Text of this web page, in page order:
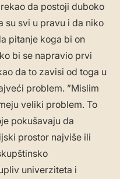
da postoji duboko
su svi u pravu i da niko
pitanje koga bi on
bi se napravio prvi
da to zavisi od toga u
problem. ”Mislim
veliki problem. To
pokušavaju da
prostor najviše ili
univerziteta i